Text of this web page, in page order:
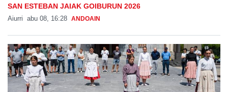
SAN ESTEBAN JAIAK GOIBURUN 2026
Aiurri abu 08, 16:28 ANDOAIN